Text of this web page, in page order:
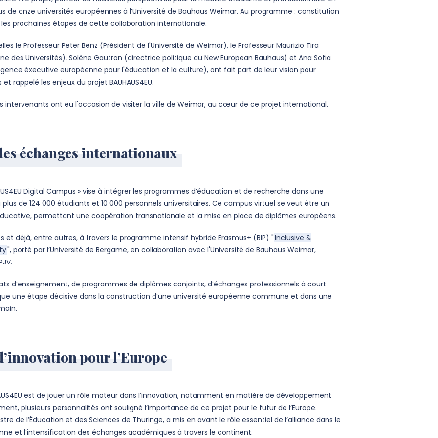
de onze universités européennes à l’Université de Bauhaus Weimar. Au programme : constitution
prochaines étapes de cette collaboration internationale.
le Professeur Peter Benz (Président de l'Université de Weimar), le Professeur Maurizio Tira
des Universités), Solène Gautron (directrice politique du New European Bauhaus) et Ana Sofia
éxecutive européenne pour l'éducation et la culture), ont fait part de leur vision pour
rappelé les enjeux du projet BAUHAUS4EU.
intervenants ont eu l'occasion de visiter la ville de Weimar, au cœur de ce projet international.
échanges internationaux
Digital Campus » vise à intégrer les programmes d’éducation et de recherche dans une
de 124 000 étudiants et 10 000 personnels universitaires. Ce campus virtuel se veut être un
permettant une coopération transnationale et la mise en place de diplômes européens.
et déjà, entre autres, à travers le programme intensif hybride Erasmus+ (BIP) "Inclusive &
", porté par l’Université de Bergame, en collaboration avec l'Université de Bauhaus Weimar,
d’enseignement, de programmes de diplômes conjoints, d’échanges professionnels à court
une étape décisive dans la construction d’une université européenne commune et dans une
pour l’Europe
est de jouer un rôle moteur dans l’innovation, notamment en matière de développement
plusieurs personnalités ont souligné l’importance de ce projet pour le futur de l’Europe.
de l’Éducation et des Sciences de Thuringe, a mis en avant le rôle essentiel de l’alliance dans le
et l’intensification des échanges académiques à travers le continent.